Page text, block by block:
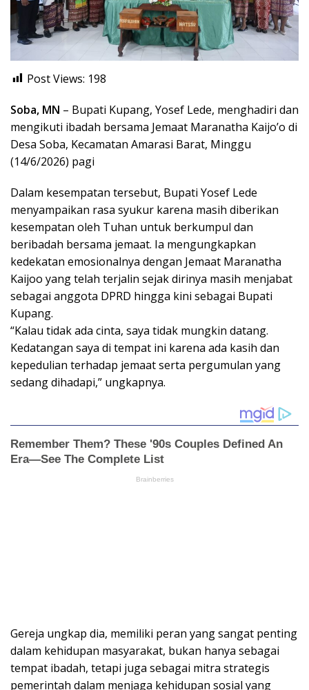
Post Views: 198
Soba, MN – Bupati Kupang, Yosef Lede, menghadiri dan
mengikuti ibadah bersama Jemaat Maranatha Kaijo’o di
Desa Soba, Kecamatan Amarasi Barat, Minggu
(14/6/2026) pagi
Dalam kesempatan tersebut, Bupati Yosef Lede
menyampaikan rasa syukur karena masih diberikan
kesempatan oleh Tuhan untuk berkumpul dan
beribadah bersama jemaat. Ia mengungkapkan
kedekatan emosionalnya dengan Jemaat Maranatha
Kaijoo yang telah terjalin sejak dirinya masih menjabat
sebagai anggota DPRD hingga kini sebagai Bupati
Kupang.
“Kalau tidak ada cinta, saya tidak mungkin datang.
Kedatangan saya di tempat ini karena ada kasih dan
kepedulian terhadap jemaat serta pergumulan yang
sedang dihadapi,” ungkapnya.
Gereja ungkap dia, memiliki peran yang sangat penting
dalam kehidupan masyarakat, bukan hanya sebagai
tempat ibadah, tetapi juga sebagai mitra strategis
pemerintah dalam menjaga kehidupan sosial yang